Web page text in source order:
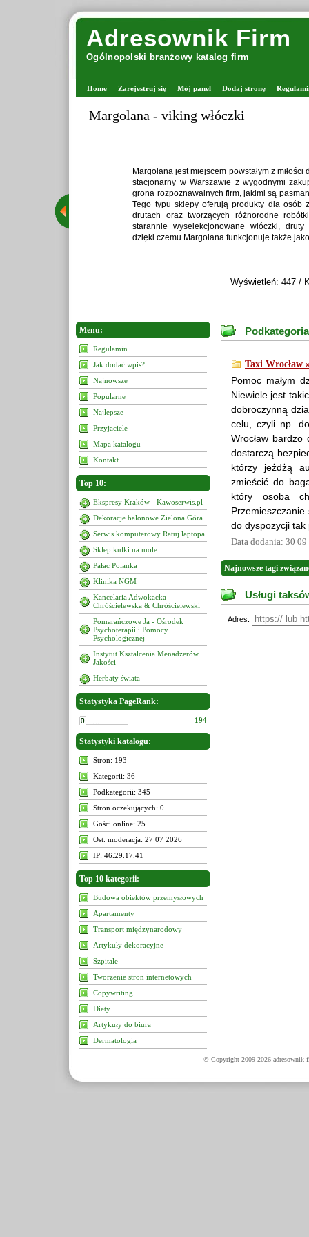
Adresownik Firm
Ogólnopolski branżowy katalog firm
Home Zarejestruj się Mój panel Dodaj stronę
Menu:
Regulamin
Jak dodać wpis?
Najnowsze
Popularne
Najlepsze
Przyjaciele
Mapa katalogu
Kontakt
Top 10:
Ekspresy Kraków - Kawoserwis.pl
Dekoracje balonowe Zielona Góra
Serwis komputerowy Ratuj laptopa
Sklep kulki na mole
Pałac Polanka
Klinika NGM
Kancelaria Adwokacka
Chróścielewska & Chróścielewski
Pomarańczowe Ja - Ośrodek
Psychoterapii i Pomocy
Psychologicznej
Instytut Kształcenia Menadżerów
Jakości
Herbaty świata
Statystyka PageRank:
194
Statystyki katalogu:
Stron: 193
Kategorii: 36
Podkategorii: 345
Stron oczekujących: 0
Gości online: 25
Ost. moderacja: 27 07 2026
IP: 46.29.17.41
Top 10 kategorii:
Budowa obiektów przemysłowych
Apartamenty
Transport międzynarodowy
Artykuły dekoracyjne
Szpitale
Tworzenie stron internetowych
Copywriting
Diety
Artykuły do biura
Dermatologia
Taxi Wrocław
Pomoc małym
Niewiele jest
dobroczynną
celu, czyli np.
Wrocław
dostarczą
którzy jeżdżą
zmieścić do
który osoba
do dyspozycji
Data dodania: 30
Najnowsze tagi
Usługi
Adres:
© Copyright 2009-2026